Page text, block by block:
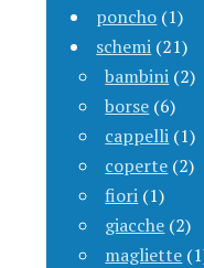
poncho (1)
schemi (21)
bambini (2)
borse (6)
cappelli (1)
coperte (2)
fiori (1)
giacche (2)
magliette